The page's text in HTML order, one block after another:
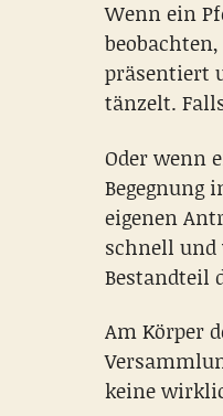
Wenn ein
präsentiert
tänzelt.
Oder wenn
Begegnung
eigenen
schnell und
Bestandteil
Am Körper
keine